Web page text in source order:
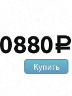
a
Купить